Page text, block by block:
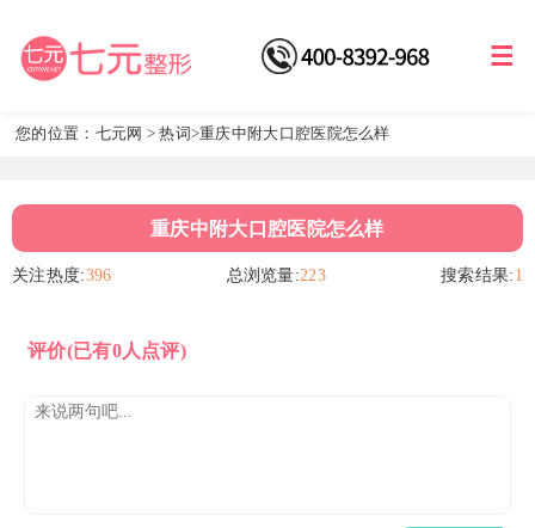
您的位置： 七元网 >热词 >重庆中附大口腔医院怎么样
重庆中附大口腔医院怎么样
关注热度:396 总浏览量:223 搜索结果: 1
评价(已有0人点评)